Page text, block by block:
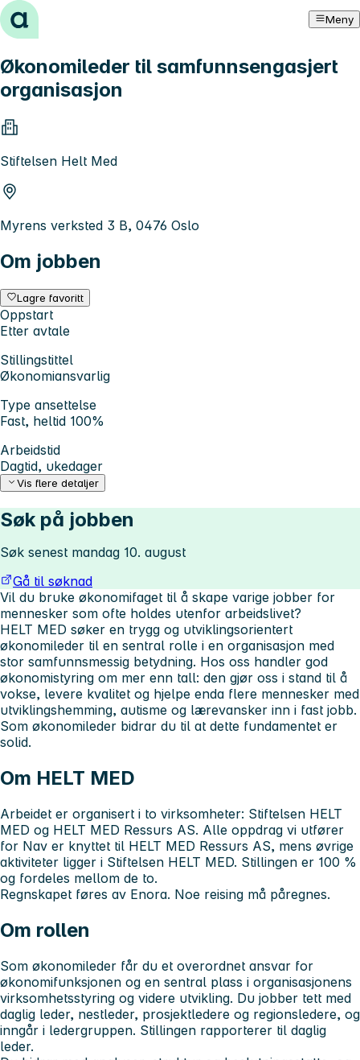
Hopp til innhold Meny
Økonomileder til samfunnsengasjert
organisasjon
Stiftelsen Helt Med
Myrens verksted 3 B, 0476 Oslo
Om jobben
Lagre favoritt
Oppstart
Etter avtale
Stillingstittel
Økonomiansvarlig
Type ansettelse
Fast, heltid 100%
Arbeidstid
Dagtid, ukedager
Vis flere detaljer
Søk på jobben
Søk senest mandag 10. august
Gå til søknad
Vil du bruke økonomifaget til å skape varige jobber for
mennesker som ofte holdes utenfor arbeidslivet?
HELT MED søker en trygg og utviklingsorientert
økonomileder til en sentral rolle i en organisasjon med
stor samfunnsmessig betydning. Hos oss handler god
økonomistyring om mer enn tall: den gjør oss i stand til å
vokse, levere kvalitet og hjelpe enda flere mennesker med
utviklingshemming, autisme og lærevansker inn i fast jobb.
Som økonomileder bidrar du til at dette fundamentet er
solid.
Om HELT MED
Arbeidet er organisert i to virksomheter: Stiftelsen HELT
MED og HELT MED Ressurs AS. Alle oppdrag vi utfører
for Nav er knyttet til HELT MED Ressurs AS, mens øvrige
aktiviteter ligger i Stiftelsen HELT MED. Stillingen er 100 %
og fordeles mellom de to.
Regnskapet føres av Enora. Noe reising må påregnes.
Om rollen
Som økonomileder får du et overordnet ansvar for
økonomifunksjonen og en sentral plass i organisasjonens
virksomhetsstyring og videre utvikling. Du jobber tett med
daglig leder, nestleder, prosjektledere og regionsledere, og
inngår i ledergruppen. Stillingen rapporterer til daglig
leder.